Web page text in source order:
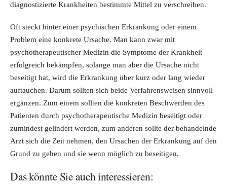
diagnostizierte Krankheiten bestimmte Mittel zu verschreiben.
Oft steckt hinter einer psychischen Erkrankung oder einem
Problem eine konkrete Ursache. Man kann zwar mit
psychotherapeutischer Medizin die Symptome der Krankheit
erfolgreich bekämpfen, solange man aber die Ursache nicht
beseitigt hat, wird die Erkrankung über kurz oder lang wieder
auftauchen. Darum sollten sich beide Verfahrensweisen sinnvoll
ergänzen. Zum einem sollten die konkreten Beschwerden des
Patienten durch psychotherapeutische Medizin beseitigt oder
zumindest gelindert werden, zum anderen sollte der behandelnde
Arzt sich die Zeit nehmen, den Ursachen der Erkrankung auf den
Grund zu gehen und sie wenn möglich zu beseitigen.
Das könnte Sie auch interessieren: